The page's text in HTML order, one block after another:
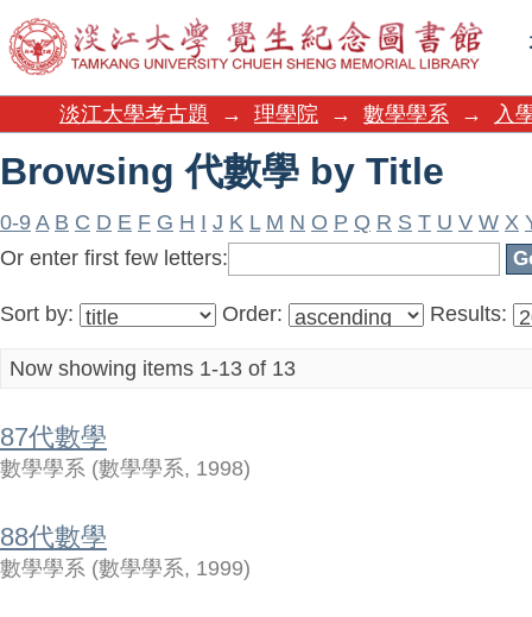
Browsing 代數學 by Title
淡江大學考古題 → 理學院 → 數學學系 → 入
Browsing 代數學 by Title
0-9 A B C D E F G H I J K L M N O P Q R S T U V W X
Or enter first few letters:
Sort by: Order: Results:
Now showing items 1-13 of 13
87代數學
數學學系 (數學學系, 1998)
88代數學
數學學系 (數學學系, 1999)